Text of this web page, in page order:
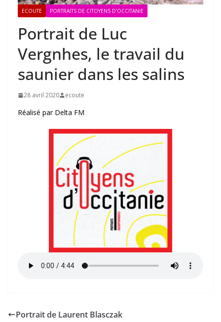
ECOUTE PORTRAITS DE CITOYENS D'OCCITANIE
Portrait de Luc
Vergnhes, le travail du
saunier dans les salins
28 avril 2020 ecoute
Réalisé par Delta FM
Portrait de Laurent Blasczak